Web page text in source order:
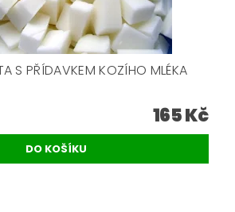
S PŘÍDAVKEM KOZÍHO MLÉKA
165 Kč